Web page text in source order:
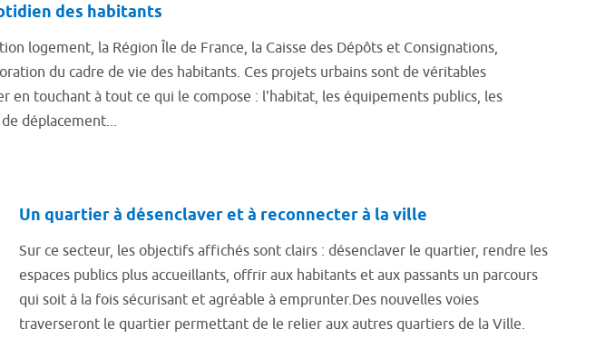
des habitants
logement, la Région Île de France, la Caisse des Dépôts et Consignations,
du cadre de vie des habitants. Ces projets urbains sont de véritables
touchant à tout ce qui le compose : l'habitat, les équipements publics, les
déplacement...
Un quartier à désenclaver et à reconnecter à la ville
Sur ce secteur, les objectifs affichés sont clairs : désenclaver le quartier, rendre les
espaces publics plus accueillants, offrir aux habitants et aux passants un parcours
qui soit à la fois sécurisant et agréable à emprunter.Des nouvelles voies
traverseront le quartier permettant de le relier aux autres quartiers de la Ville.